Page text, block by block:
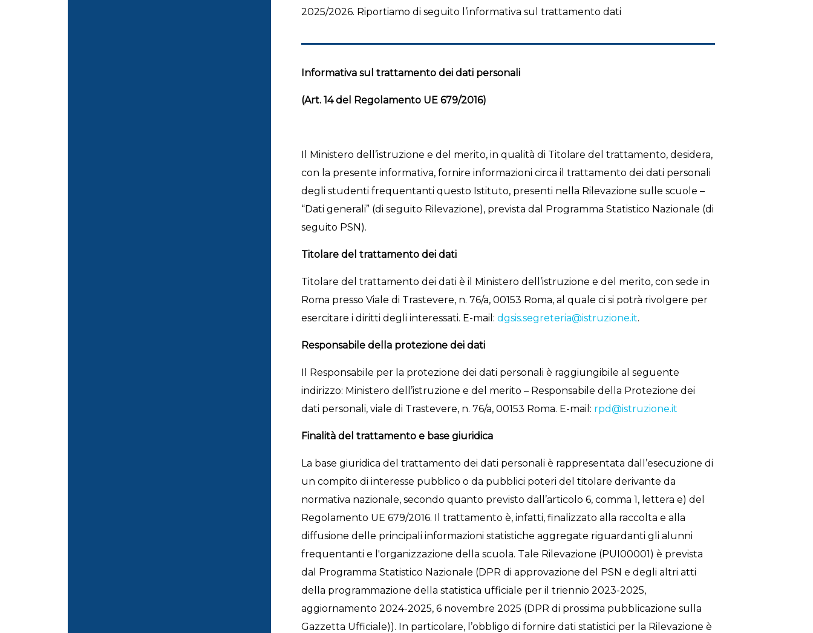
2025/2026. Riportiamo di seguito l’informativa sul trattamento dati
Informativa sul trattamento dei dati personali
(Art. 14 del Regolamento UE 679/2016)
Il Ministero dell’istruzione e del merito, in qualità di Titolare del trattamento, desidera,
con la presente informativa, fornire informazioni circa il trattamento dei dati personali
degli studenti frequentanti questo Istituto, presenti nella Rilevazione sulle scuole –
“Dati generali” (di seguito Rilevazione), prevista dal Programma Statistico Nazionale (di
seguito PSN).
Titolare del trattamento dei dati
Titolare del trattamento dei dati è il Ministero dell’istruzione e del merito, con sede in
Roma presso Viale di Trastevere, n. 76/a, 00153 Roma, al quale ci si potrà rivolgere per
esercitare i diritti degli interessati. E-mail: dgsis.segreteria@istruzione.it.
Responsabile della protezione dei dati
Il Responsabile per la protezione dei dati personali è raggiungibile al seguente
indirizzo: Ministero dell’istruzione e del merito – Responsabile della Protezione dei
dati personali, viale di Trastevere, n. 76/a, 00153 Roma. E-mail: rpd@istruzione.it
Finalità del trattamento e base giuridica
La base giuridica del trattamento dei dati personali è rappresentata dall’esecuzione di
un compito di interesse pubblico o da pubblici poteri del titolare derivante da
normativa nazionale, secondo quanto previsto dall’articolo 6, comma 1, lettera e) del
Regolamento UE 679/2016. Il trattamento è, infatti, finalizzato alla raccolta e alla
diffusione delle principali informazioni statistiche aggregate riguardanti gli alunni
frequentanti e l'organizzazione della scuola. Tale Rilevazione (PUI00001) è prevista
dal Programma Statistico Nazionale (DPR di approvazione del PSN e degli altri atti
della programmazione della statistica ufficiale per il triennio 2023-2025,
aggiornamento 2024-2025, 6 novembre 2025 (DPR di prossima pubblicazione sulla
Gazzetta Ufficiale)). In particolare, l’obbligo di fornire dati statistici per la Rilevazione è